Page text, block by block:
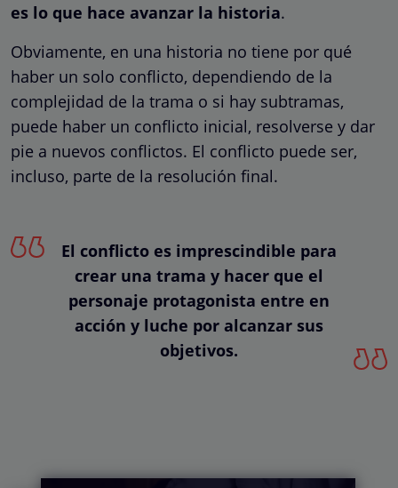
es lo que hace avanzar la historia.
Obviamente, en una historia no tiene por qué
haber un solo conflicto, dependiendo de la
complejidad de la trama o si hay subtramas,
puede haber un conflicto inicial, resolverse y dar
pie a nuevos conflictos. El conflicto puede ser,
incluso, parte de la resolución final.
El conflicto es imprescindible para
crear una trama y hacer que el
personaje protagonista entre en
acción y luche por alcanzar sus
objetivos.